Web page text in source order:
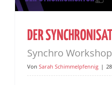
DER
Synchro Workshop
Von Sarah Schimmelpfennig |